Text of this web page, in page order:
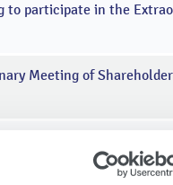
to participate in the
Meeting of